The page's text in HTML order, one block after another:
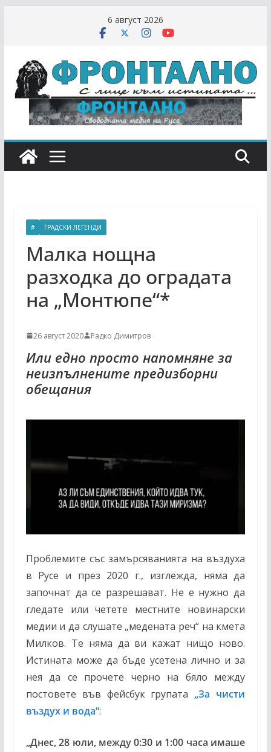
6 август 2026
# ГРАДСКИ ЛЕГЕНДИ
Малка нощна
разходка до оградата
на „Монтюпе“*
26 август 2020 Радко Димитров
Или едно просто напомняне за
неизпълнените предизборни
обещания
Проблемите със замърсяванията на въздуха
в Русе и през 2020 г., изглежда, няма да
започнат да се разрешават. Не е нужно да
гледате или четете местните новинарски
медии и да слушате „медената реч“ на кмета
Милков. Те няма да ви кажат нищо ново.
Истината може да бъде усетена лично и за
нея да се прочете черно на бяло между
постовете във фейсбук групата „За чисти
въздух и вода“:
„Днес, 28 юли, между 0:30 и 1:00 часа имаше